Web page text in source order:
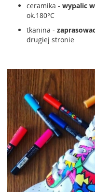
ceramika - wypalic
ok.180°C
tkanina -
drugiej stronie